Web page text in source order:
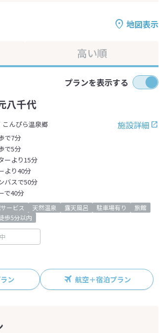
地図表示
高い順
プランを表示する
八千代
施設詳細
こんぴら温泉郷
で7分
で5分
ーより15分
より40分
バスで50分
で40分
ービス 天然温泉 露天風呂 駐車場有り
旅館
歩5分以内
ン 航空＋宿泊プラン